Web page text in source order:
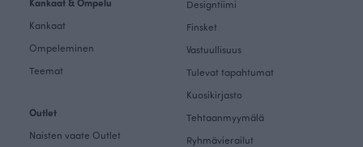
Kankaat & Ompelu
Kankaat
Ompeleminen
Teemat
Outlet
Naisten vaate Outlet
Designtiimi
Finsket
Vastuullisuus
Tulevat tapahtumat
Kuosikirjasto
Tehtaanmyymälä
Ryhmävierailut